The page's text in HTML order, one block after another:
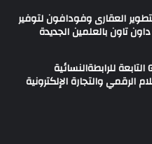
العقارى وفودافون لتوفير
چرمين عامر تنضم إلى منظمة G100 التابعة للرابطةالنسائية